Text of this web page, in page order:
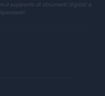
il supporto di strumenti digitali e